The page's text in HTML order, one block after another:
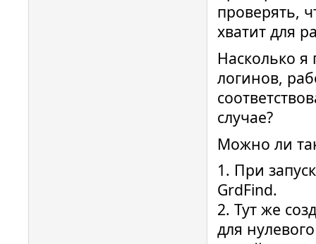
проверять,
хватит для
Насколько
логинов,
случае?
Можно ли
1. При
GrdFind.
2. Тут же
для